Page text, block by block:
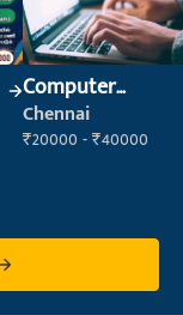
Computer
Operator
Chennai
₹20000 - ₹40000